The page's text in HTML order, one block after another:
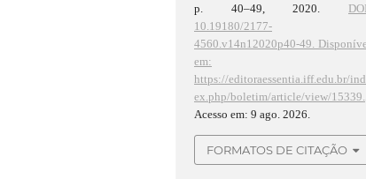
p. 40–49, 2020.
10.19180/2177-
4560.v14n12020p40-49.
em:
https://editoraessentia.iff.edu.br/ind
ex.php/boletim/article/view/15339.
Acesso em: 9 ago. 2026.
FORMATOS DE CITAÇÃO